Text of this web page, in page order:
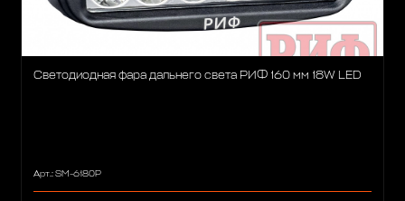
Светодиодная фара дальнего света РИФ 160 мм 18W LED
Арт.: SM-6180P